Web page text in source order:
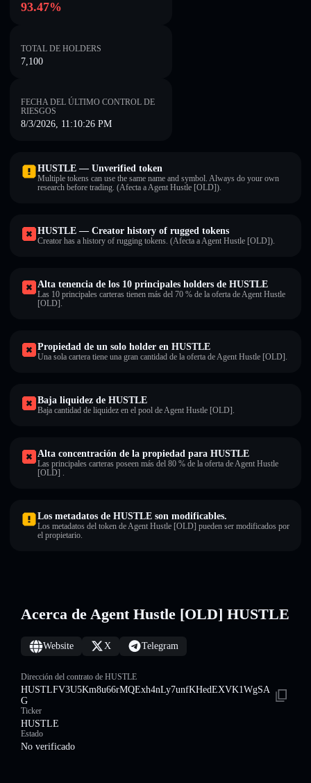
93.47%
TOTAL DE HOLDERS
7,100
FECHA DEL ÚLTIMO CONTROL DE
RIESGOS
8/3/2026, 11:10:26 PM
HUSTLE — Unverified token
Multiple tokens can use the same name and symbol. Always do your own
research before trading. (Afecta a Agent Hustle [OLD]).
HUSTLE — Creator history of rugged tokens
Creator has a history of rugging tokens. (Afecta a Agent Hustle [OLD]).
Alta tenencia de los 10 principales holders de HUSTLE
Las 10 principales carteras tienen más del 70 % de la oferta de Agent Hustle
[OLD].
Propiedad de un solo holder en HUSTLE
Una sola cartera tiene una gran cantidad de la oferta de Agent Hustle [OLD].
Baja liquidez de HUSTLE
Baja cantidad de liquidez en el pool de Agent Hustle [OLD].
Alta concentración de la propiedad para HUSTLE
Las principales carteras poseen más del 80 % de la oferta de Agent Hustle
[OLD] .
Los metadatos de HUSTLE son modificables.
Los metadatos del token de Agent Hustle [OLD] pueden ser modificados por
el propietario.
Acerca de Agent Hustle [OLD] HUSTLE
Website X Telegram
Dirección del contrato de HUSTLE
HUSTLFV3U5Km8u66rMQExh4nLy7unfKHedEXVK1WgSA
G
Ticker
HUSTLE
Estado
No verificado